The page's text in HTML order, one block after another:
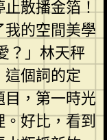
散播金箔！
的空間美學
？」林天秤
個詞的定
，第一時光
好比，看到